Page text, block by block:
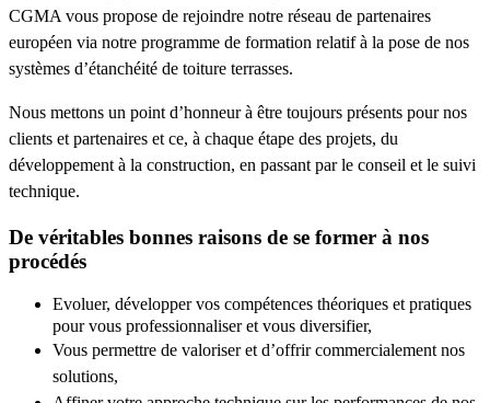
CGMA vous propose de rejoindre notre réseau de partenaires
européen via notre programme de formation relatif à la pose de nos
systèmes d’étanchéité de toiture terrasses.
Nous mettons un point d’honneur à être toujours présents pour nos
clients et partenaires et ce, à chaque étape des projets, du
développement à la construction, en passant par le conseil et le suivi
technique.
De véritables bonnes raisons de se former à nos
procédés
Evoluer, développer vos compétences théoriques et pratiques
pour vous professionnaliser et vous diversifier,
Vous permettre de valoriser et d’offrir commercialement nos
solutions,